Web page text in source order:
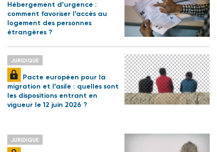
Hébergement d’urgence :
comment favoriser l’accès au
logement des personnes
étrangères ?
JURIDIQUE
Pacte européen pour la
migration et l’asile : quelles sont
les dispositions entrant en
vigueur le 12 juin 2026 ?
JURIDIQUE